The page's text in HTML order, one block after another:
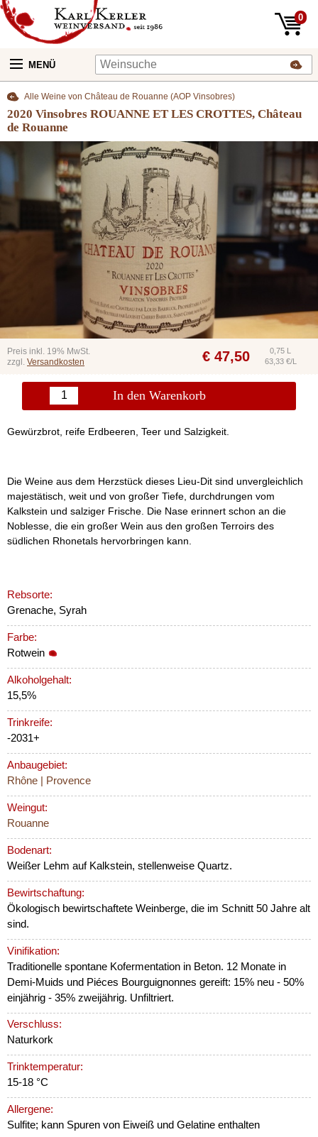
0
MENÜ
Alle Weine von Château de Rouanne (AOP Vinsobres)
2020 Vinsobres ROUANNE ET LES CROTTES, Château
de Rouanne
Preis inkl. 19% MwSt.
zzgl. Versandkosten € 47,50
0,75 L
63,33 €/L
In den Warenkorb
Gewürzbrot, reife Erdbeeren, Teer und Salzigkeit.
Die Weine aus dem Herzstück dieses Lieu-Dit sind unvergleichlich
majestätisch, weit und von großer Tiefe, durchdrungen vom
Kalkstein und salziger Frische. Die Nase erinnert schon an die
Noblesse, die ein großer Wein aus den großen Terroirs des
südlichen Rhonetals hervorbringen kann.
Rebsorte:
Grenache, Syrah
Farbe:
Rotwein
Alkoholgehalt:
15,5%
Trinkreife:
-2031+
Anbaugebiet:
Rhône | Provence
Weingut:
Rouanne
Bodenart:
Weißer Lehm auf Kalkstein, stellenweise Quartz.
Bewirtschaftung:
Ökologisch bewirtschaftete Weinberge, die im Schnitt 50 Jahre alt
sind.
Vinifikation:
Traditionelle spontane Kofermentation in Beton. 12 Monate in
Demi-Muids und Piéces Bourguignonnes gereift: 15% neu - 50%
einjährig - 35% zweijährig. Unfiltriert.
Verschluss:
Naturkork
Trinktemperatur:
15-18 °C
Allergene:
Sulfite; kann Spuren von Eiweiß und Gelatine enthalten